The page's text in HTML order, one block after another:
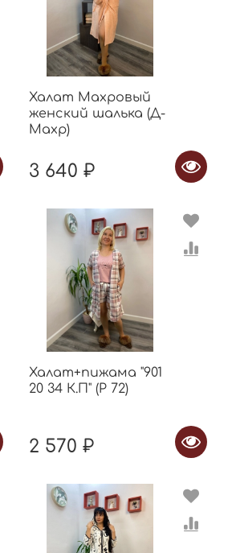
Халат Махровый
женский шалька (Д-
Махр)
3 640 ₽
Халат+пижама "901
20 34 К.П" (Р 72)
2 570 ₽